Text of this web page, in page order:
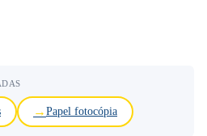
Papel fotocópia